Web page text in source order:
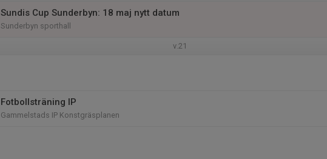
Sundis Cup Sunderbyn: 18 maj nytt datum
Sunderbyn sporthall
v.21
Fotbollsträning IP
Gammelstads IP Konstgräsplanen